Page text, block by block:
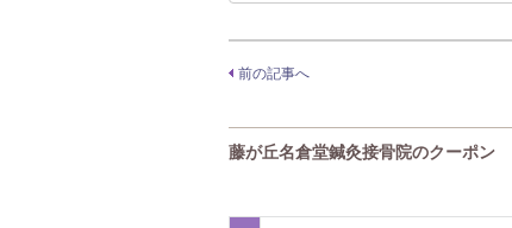
前の記事へ
藤が丘名倉堂鍼灸接骨院のクーポン